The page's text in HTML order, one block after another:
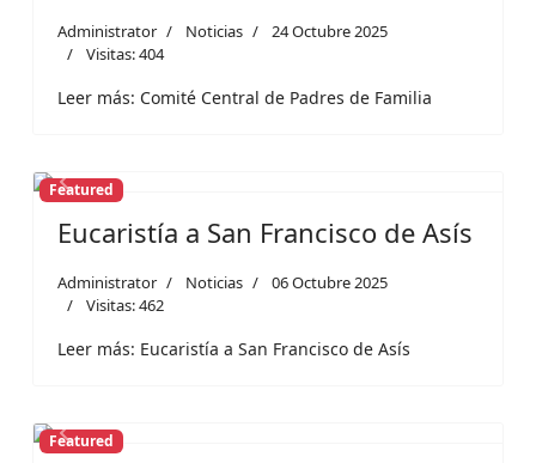
Administrator Noticias
24 Octubre 2025
Visitas: 404
Leer más: Comité Central de Padres de Familia
Previous
Featured
Eucaristía a San Francisco de Asís
Administrator Noticias
06 Octubre 2025
Visitas: 462
Leer más: Eucaristía a San Francisco de Asís
Previous
Featured